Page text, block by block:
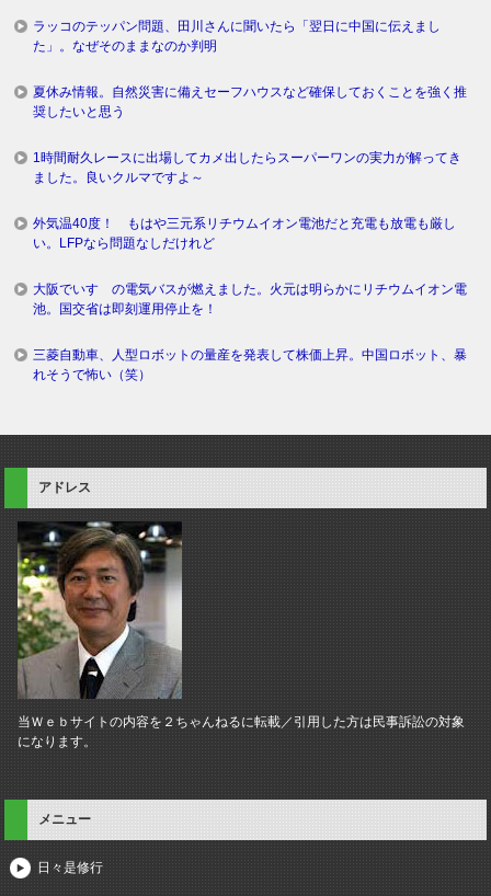
ラッコのテッパン問題、田川さんに聞いたら「翌日に中国に伝えまし
た」。なぜそのままなのか判明
夏休み情報。自然災害に備えセーフハウスなど確保しておくことを強く推
奨したいと思う
1時間耐久レースに出場してカメ出したらスーパーワンの実力が解ってき
ました。良いクルマですよ～
外気温40度！ もはや三元系リチウムイオン電池だと充電も放電も厳し
い。LFPなら問題なしだけれど
大阪でいすゞの電気バスが燃えました。火元は明らかにリチウムイオン電
池。国交省は即刻運用停止を！
三菱自動車、人型ロボットの量産を発表して株価上昇。中国ロボット、暴
れそうで怖い（笑）
アドレス
当Ｗｅｂサイトの内容を２ちゃんねるに転載／引用した方は民事訴訟の対象
になります。
メニュー
日々是修行